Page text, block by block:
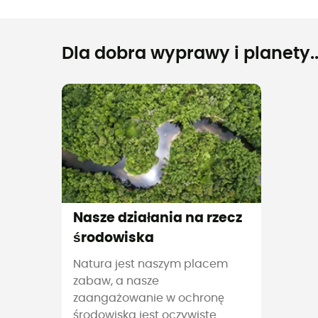
Dla dobra wyprawy i
Nasze działania na rzecz
środowiska
Natura jest naszym placem
zabaw, a nasze
zaangażowanie w ochronę
środowiska jest oczywiste.